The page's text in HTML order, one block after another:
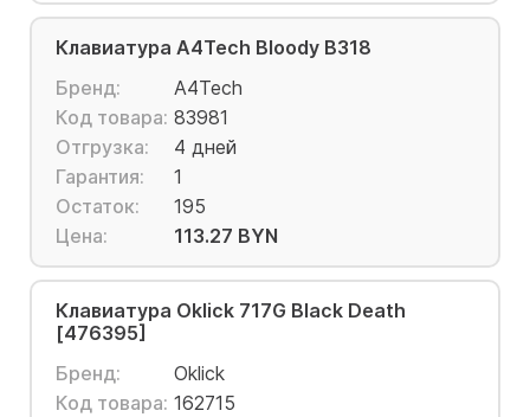
Клавиатура A4Tech Bloody B318
Бренд:
A4Tech
Код товара: 83981
Отгрузка:
4 дней
Гарантия:
1
Остаток:
195
Цена:
113.27 BYN
Клавиатура Oklick 717G Black Death
[476395]
Бренд:
Oklick
Код товара: 162715